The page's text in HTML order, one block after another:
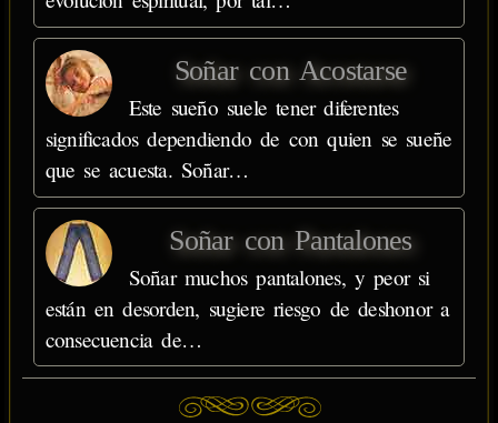
Soñar con Acostarse
Este sueño suele tener diferentes
significados dependiendo de con quien se sueñe
que se acuesta. Soñar…
Soñar con Pantalones
Soñar muchos pantalones, y peor si
están en desorden, sugiere riesgo de deshonor a
consecuencia de…